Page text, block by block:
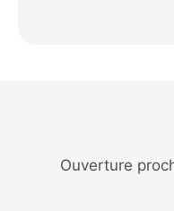
Ouverture